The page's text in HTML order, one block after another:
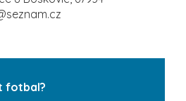
fotbal?